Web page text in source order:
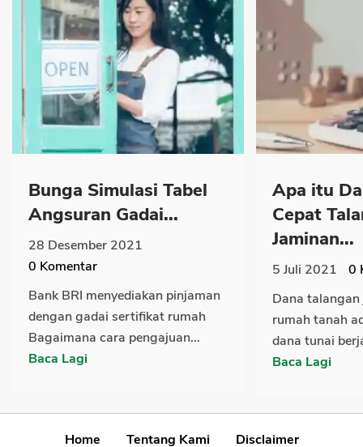
Bunga Simulasi Tabel
Angsuran Gadai...
28 Desember 2021
0 Komentar
Bank BRI menyediakan pinjaman
dengan gadai sertifikat rumah
Bagaimana cara pengajuan...
Baca Lagi
Apa itu
Cepat
Jaminan...
5 Juli 2021 0
Dana
rumah tanah
dana tunai
Baca Lagi
Home Tentang Kami Disclaimer